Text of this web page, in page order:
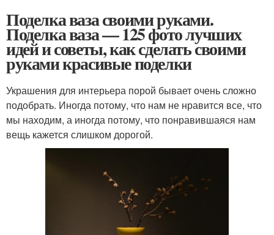
Поделка ваза своими руками.
Поделка ваза — 125 фото лучших
идей и советы, как сделать своими
руками красивые поделки
Украшения для интерьера порой бывает очень сложно
подобрать. Иногда потому, что нам не нравится все, что
мы находим, а иногда потому, что понравившаяся нам
вещь кажется слишком дорогой.